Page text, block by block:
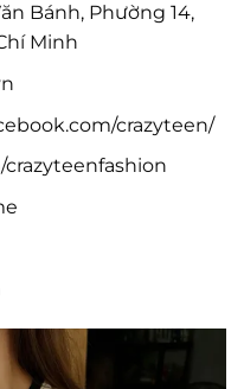
Bánh, Phường 14,
Minh
crazyteen/